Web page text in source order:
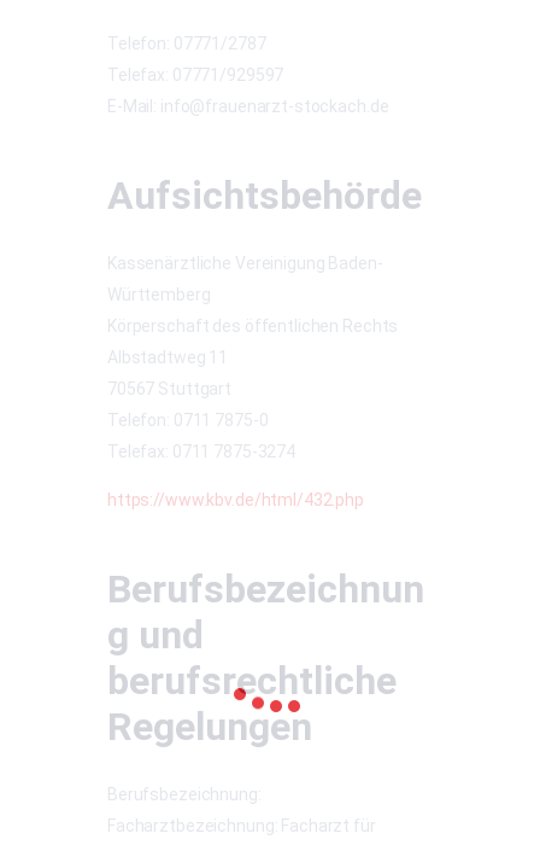
Telefon: 07771/2787
Telefax: 07771/929597
E-Mail: info@frauenarzt-stockach.de
Aufsichtsbehörde
Kassenärztliche Vereinigung Baden-
Württemberg
Körperschaft des öffentlichen Rechts
Albstadtweg 11
70567 Stuttgart
Telefon: 0711 7875-0
Telefax: 0711 7875-3274
https://www.kbv.de/html/432.php
Berufsbezeichnun
g und
berufsrechtliche
Regelungen
Berufsbezeichnung:
Facharztbezeichnung: Facharzt für